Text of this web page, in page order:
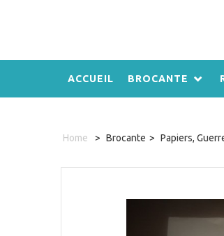
ACCUEIL BROCANTE
Home > Brocante > Papiers,